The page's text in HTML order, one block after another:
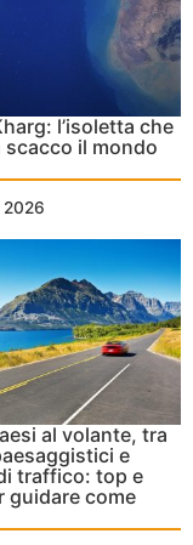
l’isoletta che
scacco il mondo
al volante, tra
e
traffico: top e
guidare come